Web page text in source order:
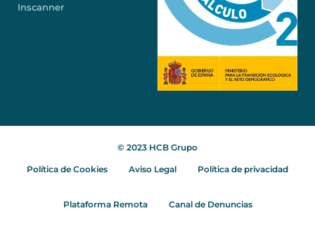
Inscanner
© 2023 HCB Grupo
Política de Cookies Aviso Legal Política de privacidad
Plataforma Remota Canal de Denuncias